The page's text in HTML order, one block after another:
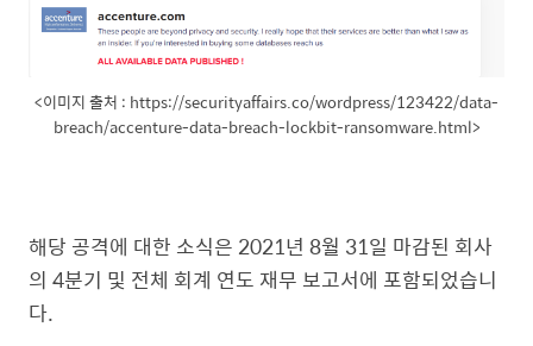
<이미지 출처 : https://securityaffairs.co/wordpress/123422/data-
breach/accenture-data-breach-lockbit-ransomware.html>
해당 공격에 대한 소식은 2021년 8월 31일 마감된 회사
의 4분기 및 전체 회계 연도 재무 보고서에 포함되었습니
다.